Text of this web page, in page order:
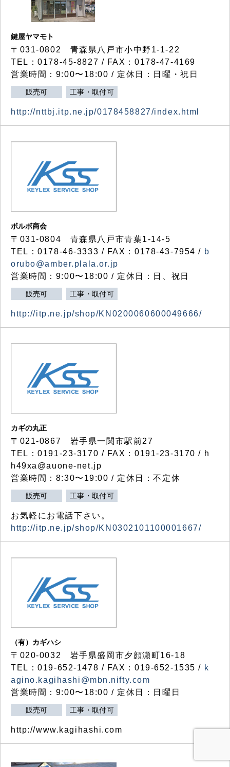
鍵屋ヤマモト
〒031-0802 青森県八戸市小中野1-1-22
TEL：0178-45-8827 / FAX：0178-47-4169
営業時間：9:00〜18:00 / 定休日：日曜・祝日
販売可 工事・取付可
http://nttbj.itp.ne.jp/0178458827/index.html
ボルボ商会
〒031-0804 青森県八戸市青葉1-14-5
TEL：0178-46-3333 / FAX：0178-43-7954 / b
orubo@amber.plala.or.jp
営業時間：9:00〜18:00 / 定休日：日、祝日
販売可 工事・取付可
http://itp.ne.jp/shop/KN0200060600049666/
カギの丸正
〒021-0867 岩手県一関市駅前27
TEL：0191-23-3170 / FAX：0191-23-3170 / h
h49xa@auone-net.jp
営業時間：8:30〜19:00 / 定休日：不定休
販売可 工事・取付可
お気軽にお電話下さい。
http://itp.ne.jp/shop/KN0302101100001667/
（有）カギハシ
〒020-0032 岩手県盛岡市夕顔瀬町16-18
TEL：019-652-1478 / FAX：019-652-1535 / k
agino.kagihashi@mbn.nifty.com
営業時間：9:00〜18:00 / 定休日：日曜日
販売可 工事・取付可
http://www.kagihashi.com